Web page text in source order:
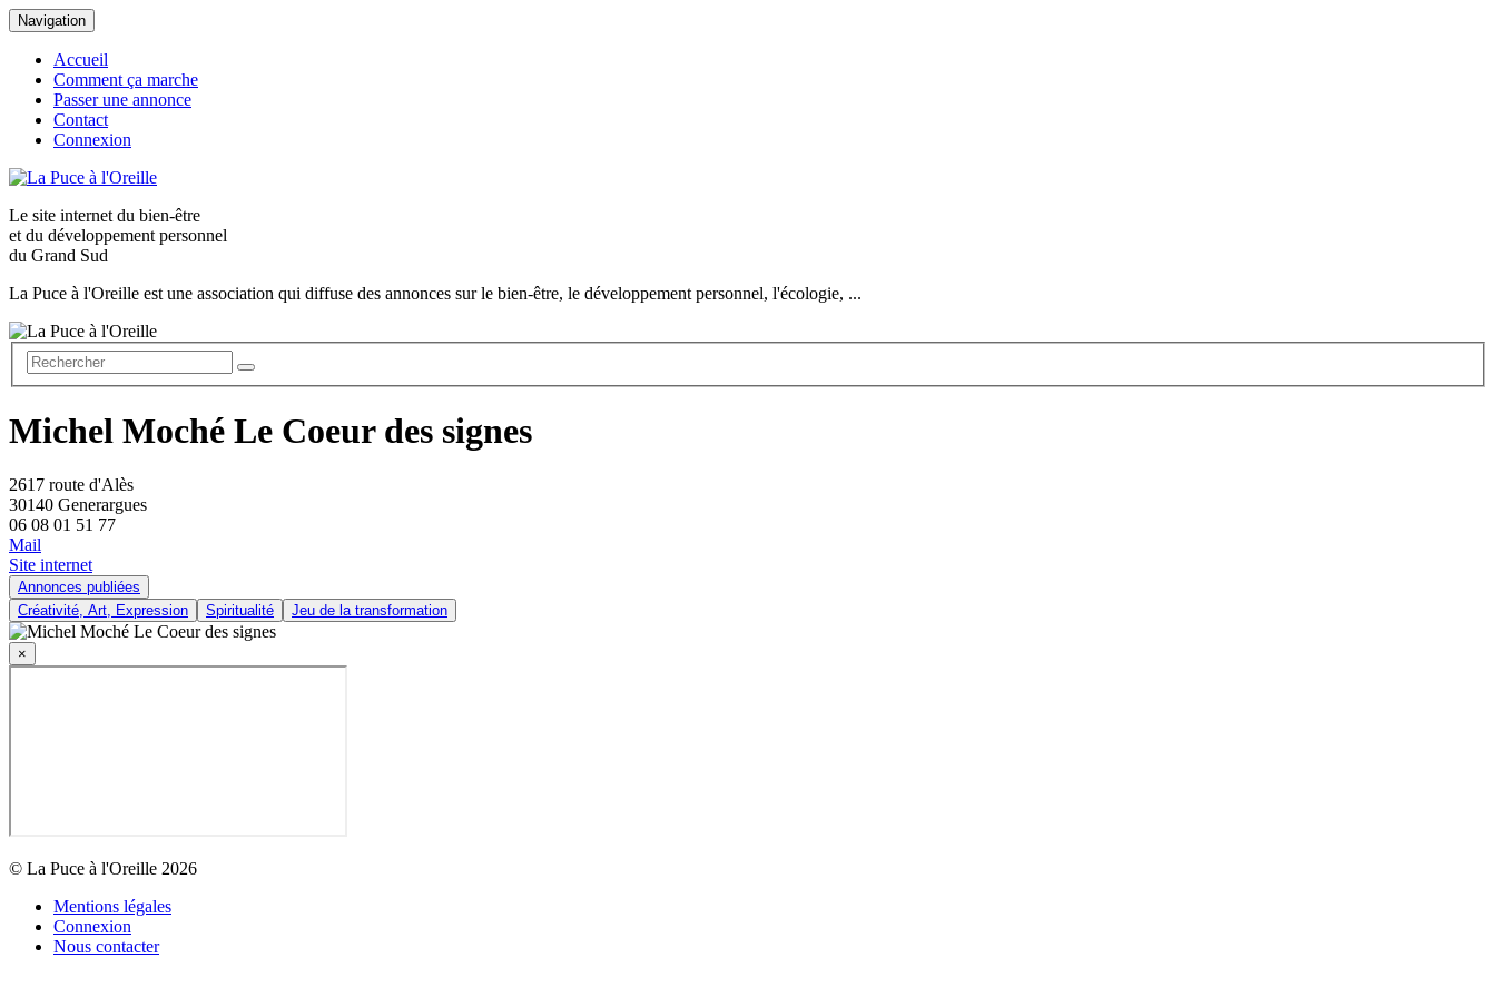
Navigation
Accueil
Comment ça marche
Passer une annonce
Contact
Connexion
Le site internet du bien-être
et du développement personnel
du Grand Sud
La Puce à l'Oreille est une association qui diffuse des annonces sur le bien-être, le développement personnel, l'écologie, ...
Michel Moché Le Coeur des signes
2617 route d'Alès
30140 Generargues
06 08 01 51 77
Mail
Site internet
Annonces publiées
Créativité, Art, Expression
Spiritualité Jeu de la transformation
×
© La Puce à l'Oreille 2026
Mentions légales
Connexion
Nous contacter